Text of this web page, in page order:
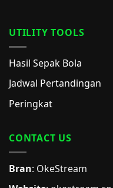
UTILITY TOOLS
Hasil Sepak Bola
Jadwal Pertandingan
Peringkat
CONTACT US
Bran: OkeStream